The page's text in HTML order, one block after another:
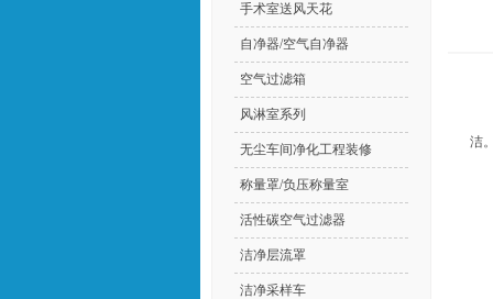
洁
手术室送风天花
自净器/空气自净器
空气过滤箱
风淋室系列
无尘车间净化工程装修
称量罩/负压称量室
活性碳空气过滤器
洁净层流罩
洁净采样车